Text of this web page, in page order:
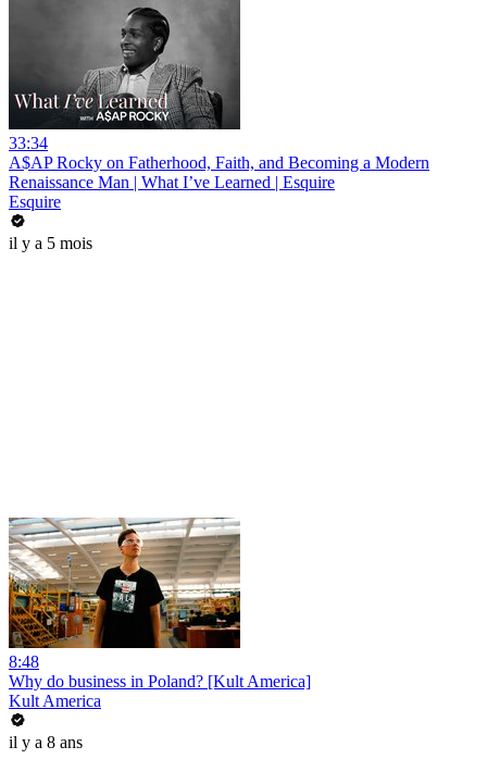
33:34
A$AP Rocky on Fatherhood, Faith, and Becoming a Modern
Renaissance Man | What I’ve Learned | Esquire
Esquire
il y a 5 mois
8:48
Why do business in Poland? [Kult America]
Kult America
il y a 8 ans